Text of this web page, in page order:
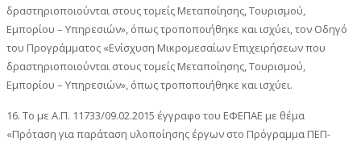
δραστηριοποιούνται στους τομείς Μεταποίησης, Τουρισμού,
Εμπορίου – Υπηρεσιών», όπως τροποποιήθηκε και ισχύει, τον Οδηγό
του Προγράμματος «Ενίσχυση Μικρομεσαίων Επιχειρήσεων που
δραστηριοποιούνται στους τομείς Μεταποίησης, Τουρισμού,
Εμπορίου – Υπηρεσιών», όπως τροποποιήθηκε και ισχύει.
16. Το με Α.Π. 11733/09.02.2015 έγγραφο του ΕΦΕΠΑΕ με θέμα
«Πρόταση για παράταση υλοποίησης έργων στο Πρόγραμμα ΠΕΠ-